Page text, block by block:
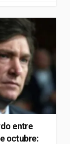
entre
octubre: